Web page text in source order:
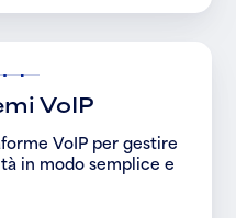
VoIP
VoIP per gestire
in modo semplice e